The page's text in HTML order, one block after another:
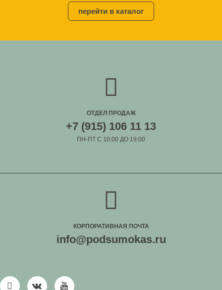
перейти в каталог
ОТДЕЛ ПРОДАЖ
+7 (915) 106 11 13
ПН-ПТ С 10:00 ДО 19:00
КОРПОРАТИВНАЯ ПОЧТА
info@podsumokas.ru